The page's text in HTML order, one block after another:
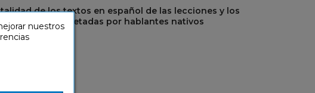
de los textos en español de las lecciones y los
Están interpretadas por hablantes nativos
nuestros